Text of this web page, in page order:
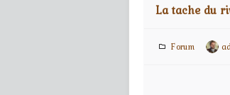
La tache du
Forum